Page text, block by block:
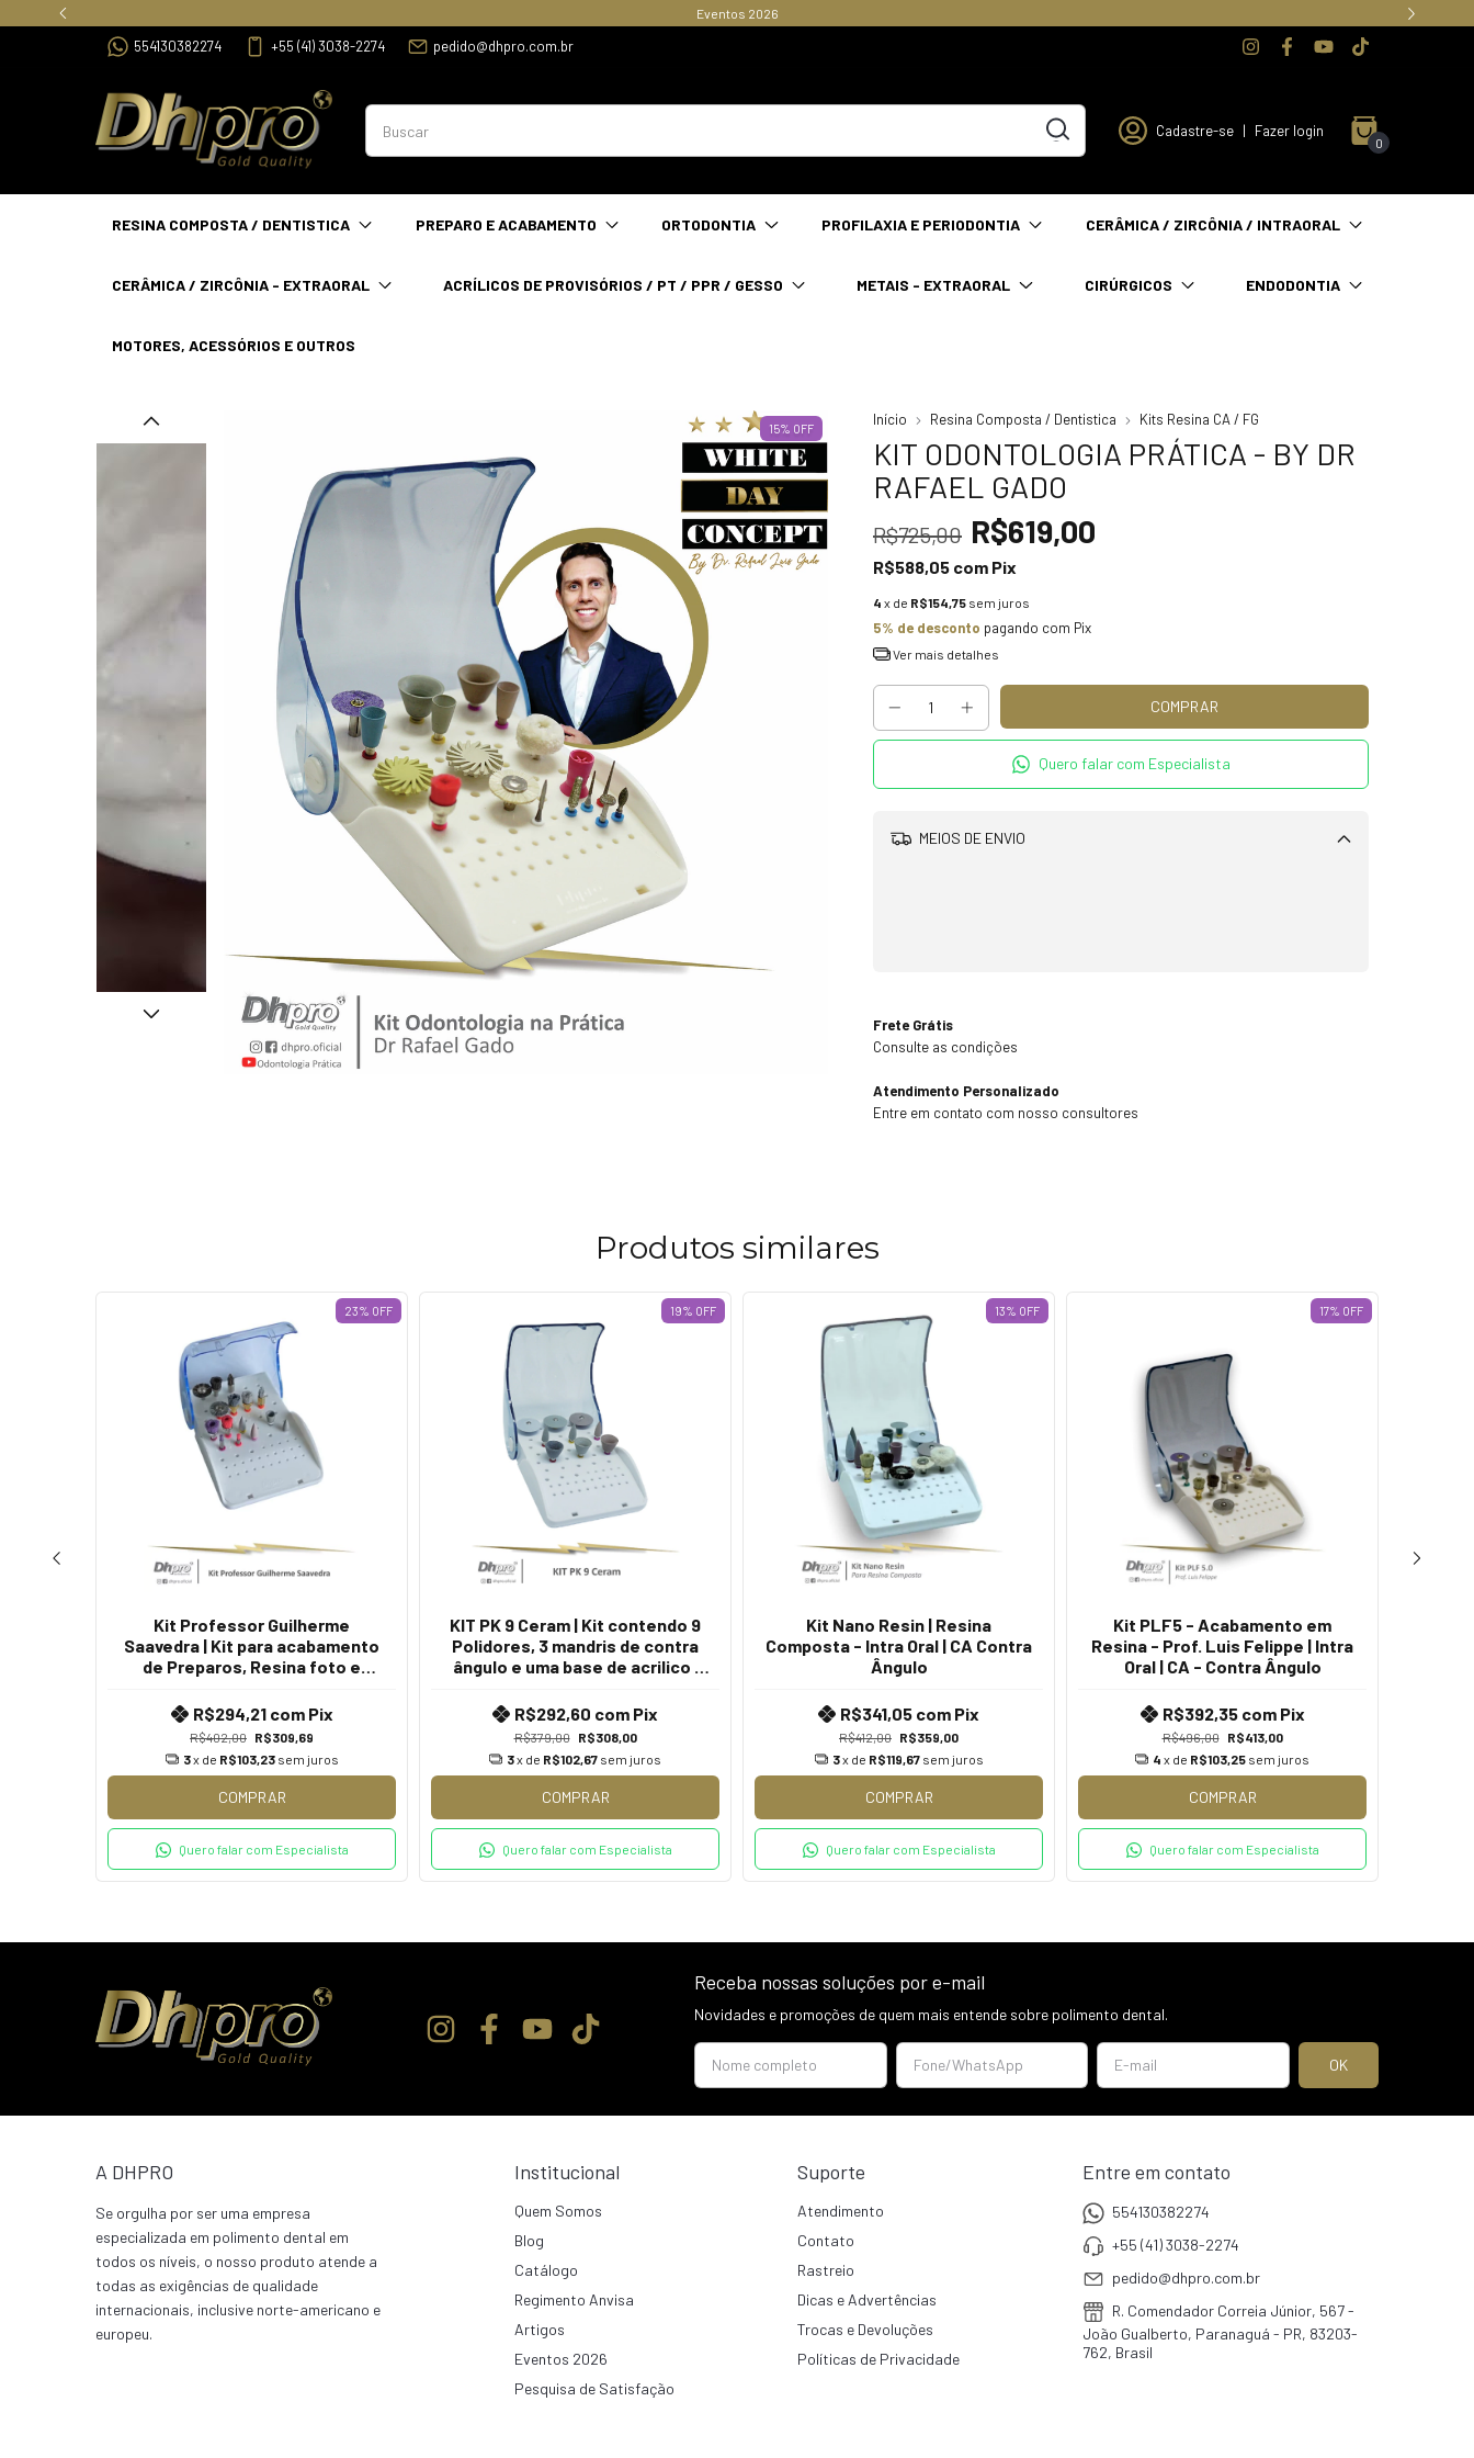
Eventos 2026
554130382274 +55 (41) 3038-2274 pedido@dhpro.com.br
Cadastre-se | Fazer login
0
RESINA COMPOSTA / DENTISTICA PREPARO E ACABAMENTO ORTODONTIA PROFILAXIA E PERIODONTIA CERÂMICA / ZIRCÔNIA / INTRAORAL
CERÂMICA / ZIRCÔNIA - EXTRAORAL ACRÍLICOS DE PROVISÓRIOS / PT / PPR / GESSO METAIS - EXTRAORAL CIRÚRGICOS ENDODONTIA
MOTORES, ACESSÓRIOS E OUTROS
15% OFF
Início Resina Composta / Dentistica Kits Resina CA / FG
KIT ODONTOLOGIA PRÁTICA - BY DR
RAFAEL GADO
R$725,00 R$619,00
R$588,05 com Pix
4 x de R$154,75 sem juros
5% de desconto pagando com Pix
Ver mais detalhes
Quero falar com Especialista
MEIOS DE ENVIO
Frete Grátis
Consulte as condições
Atendimento Personalizado
Entre em contato com nosso consultores
Produtos similares
23% OFF
Kit Professor Guilherme
Saavedra | Kit para acabamento
de Preparos, Resina foto e
Contra Ângulo
R$402,00 R$309,69
R$294,21 com Pix
3x de R$103,23 sem juros
COMPRAR
Quero falar com Especialista
19% OFF
KIT PK 9 Ceram | Kit contendo 9
Polidores, 3 mandris de contra
ângulo e uma base de acrilico |
R$379,00 R$308,00
R$292,60 com Pix
3x de R$102,67 sem juros
COMPRAR
Quero falar com Especialista
13% OFF
Kit Nano Resin | Resina
Composta - Intra Oral | CA Contra
Ângulo
R$412,00 R$359,00
R$341,05 com Pix
3x de R$119,67 sem juros
COMPRAR
Quero falar com Especialista
17% OFF
Kit PLF5 - Acabamento em
Resina - Prof. Luis Felippe | Intra
Oral | CA - Contra Ângulo
R$496,00 R$413,00
R$392,35 com Pix
4 x de R$103,25 sem juros
COMPRAR
Quero falar com Especialista
Receba nossas soluções por e-mail
Novidades e promoções de quem mais entende sobre polimento dental.
A DHPRO
Se orgulha por ser uma empresa
especializada em polimento dental em
todos os níveis, o nosso produto atende a
todas as exigências de qualidade
internacionais, inclusive norte-americano e
europeu.
Institucional
Quem Somos
Blog
Catálogo
Regimento Anvisa
Artigos
Eventos 2026
Pesquisa de Satisfação
Suporte
Atendimento
Contato
Rastreio
Dicas e Advertências
Trocas e Devoluções
Políticas de Privacidade
Entre em contato
554130382274
+55 (41) 3038-2274
pedido@dhpro.com.br
R. Comendador Correia Júnior, 567 -
João Gualberto, Paranaguá - PR, 83203-
762, Brasil